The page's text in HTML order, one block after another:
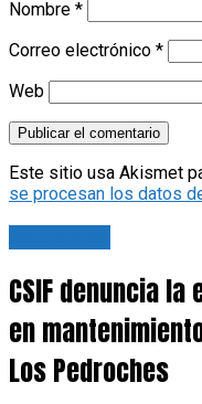
Nombre *
Correo electrónico *
Web
Este sitio usa Akismet
se procesan los datos
CSIF denuncia
en
Los Pedroches